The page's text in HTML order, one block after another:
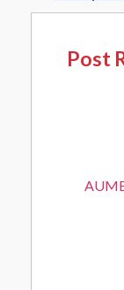
Post